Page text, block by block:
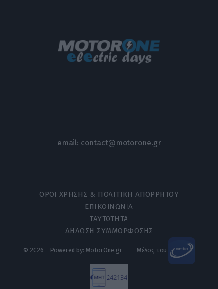
email: contact@motorone.gr
ΟΡΟΙ ΧΡΗΣΗΣ & ΠΟΛΙΤΙΚΗ ΑΠΟΡΡΗΤΟΥ
ΕΠΙΚΟΙΝΩΝΙΑ
ΤΑΥΤΟΤΗΤΑ
ΔΗΛΩΣΗ ΣΥΜΜΟΡΦΩΣΗΣ
© 2026 - Powered by: MotorOne.gr Μέλος του